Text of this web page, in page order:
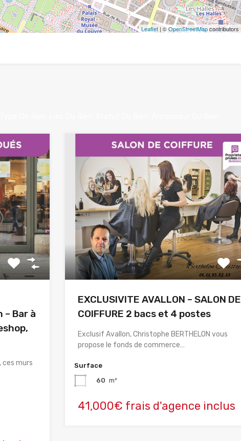
Leaflet| ©OpenStreetMapcontributors
Bar à
murs
EXCLUSIVITE AVALLON – SALON DE
COIFFURE 2 bacs et 4 postes
Exclusif Avallon, Christophe BERTHELON vous
propose le fonds de commerce…
Surface
60 m²
41,000€ frais d'agence inclus